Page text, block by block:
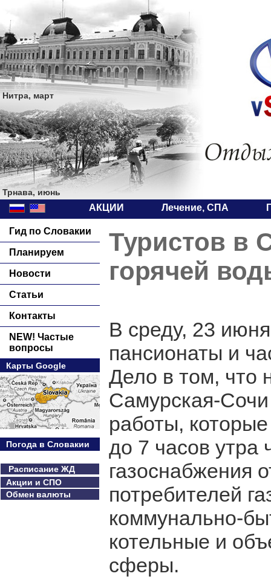
Нитра, март
Трнава, июнь
АКЦИИ Лечение, СПА
Гид по Словакии
Планируем
Новости
Статьи
Контакты
NEW! Частые
вопросы
Карты Google
Погода в Словакии
Расписание ЖД
Акции и СПО
Обмен валюты
Туристов в
горячей
В среду, 23
пансионаты и
Дело в том, что
Самурская-
работы,
до 7 часов утра
газоснабжения
потребителей
коммунально-
котельные и
сферы.